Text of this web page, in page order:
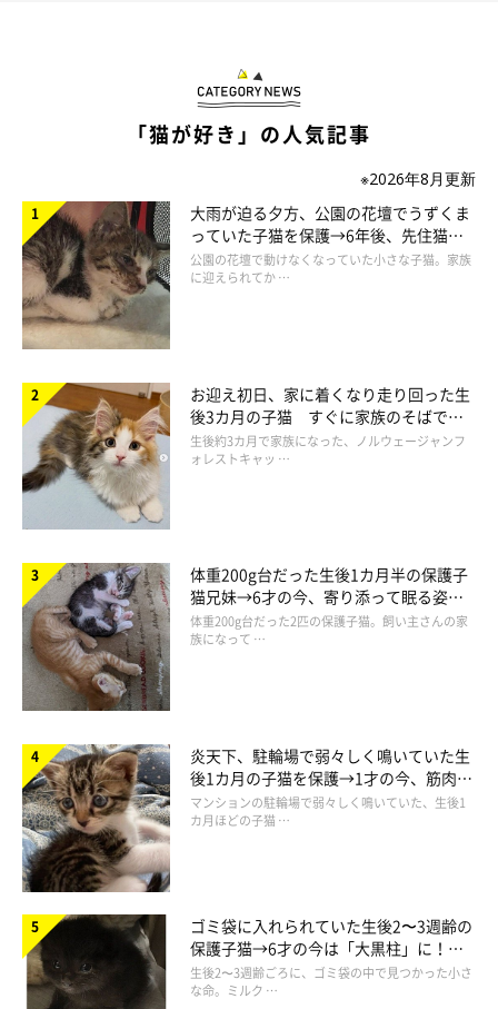
「まん丸だった目は、おとなになるにつれて目つきが悪い感じになりまし
た」と飼い主さん。そこもまた愛らしいのだそう。
また、成長とともにサビ柄がより魅力的になったようで、こんな
エピソードも。
飼い主さん：
「黒色と赤茶色の毛が不規則に混ざっていて、顔やお腹のセンタ
色。靴下を片方だけ履き忘れたみたいで、とても可愛いなと思い
ました。
それに気づいてからは、家族全員がサビ柄の魅力に夢中になりま
した！」
ワサビちゃんとの出会いは？
「猫が好き」の人気記事
※2026年8月更新
大雨が迫る夕方、公園の花壇でうずくま
っていた子猫を保護→6年後、先住猫
と“姉妹”のような関係に
公園の花壇で動けなくなっていた小さな子猫。家族
に迎えられてか …
お迎え初日、家に着くなり走り回った生
後3カ月の子猫 すぐに家族のそばで落
ち着く姿に「迎えてよかった」
生後約3カ月で家族になった、ノルウェージャンフ
ォレストキャッ …
体重200g台だった生後1カ月半の保護子
猫兄妹→6才の今、寄り添って眠る姿に
ほっこり！
体重200g台だった2匹の保護子猫。飼い主さんの家
族になって …
炎天下、駐輪場で弱々しく鳴いていた生
後1カ月の子猫を保護→1才の今、筋肉質
でツンデレなコに成長
マンションの駐輪場で弱々しく鳴いていた、生後1
カ月ほどの子猫 …
ゴミ袋に入れられていた生後2〜3週齢の
保護子猫→6才の今は「大黒柱」に！
美しい黒猫に成長した姿にグッとくる
生後2〜3週齢ごろに、ゴミ袋の中で見つかった小さ
な命。ミルク …